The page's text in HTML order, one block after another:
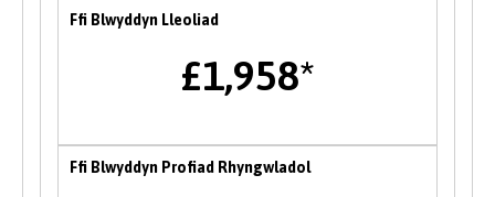
mynediad at gyfleoedd perthnasol.
Ffeiriau Gyrfaoedd
ar draws y sefydliad yn yr Hydref bob blwyddyn
lle gall myfyrwyr gyfarfod a rhwydweithio gyda
Ffi Blwyddyn Lleoliad
£1,958*
Ffi Blwyddyn Profiad Rhyngwladol